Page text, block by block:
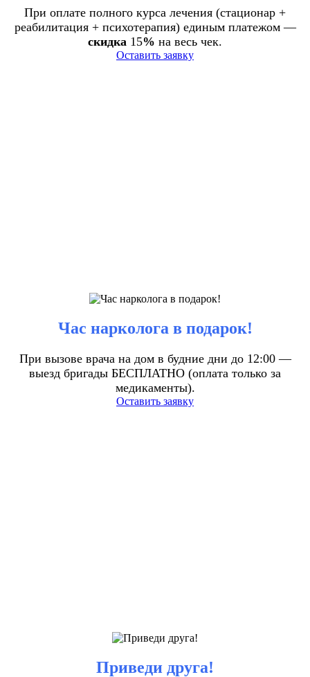
При оплате полного курса лечения (стационар +
реабилитация + психотерапия) единым платежом —
скидка 15% на весь чек.
Оставить заявку
Час нарколога в подарок!
При вызове врача на дом в будние дни до 12:00 —
выезд бригады БЕСПЛАТНО (оплата только за
медикаменты).
Оставить заявку
Приведи друга!